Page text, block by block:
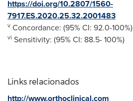
https://doi.org/10.2807/1560-
7917.ES.2020.25.32.2001483
v Concordance: (95% CI: 92.0-100%)
vi Sensitivity: (95% CI: 88.5- 100%)
Links relacionados
http://www.orthoclinical.com